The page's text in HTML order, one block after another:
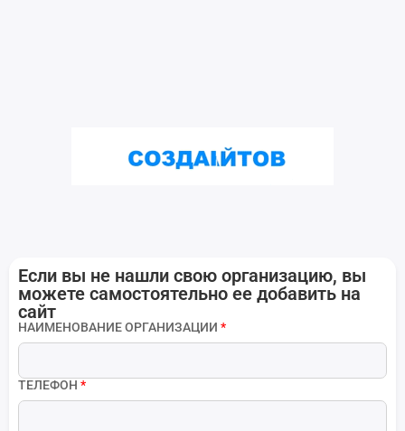
Если вы не нашли свою организацию, вы
можете самостоятельно ее добавить на
сайт
НАИМЕНОВАНИЕ ОРГАНИЗАЦИИ *
ТЕЛЕФОН *